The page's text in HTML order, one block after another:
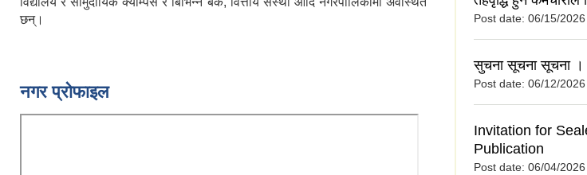
छन्।
नगर प्रोफाइल
Post date: 06/15/
सुचना सूचना सूचना
Post date: 06/12/
Invitation for
Publication
Post date: 06/04/